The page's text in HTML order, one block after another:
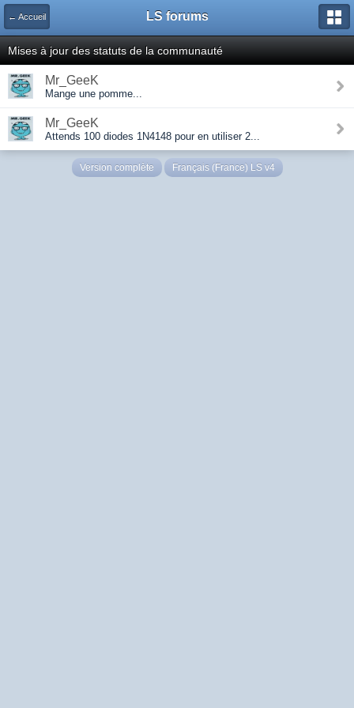
← Accueil LS forums
Mises à jour des statuts de la communauté
Mr_GeeK
Mange une pomme...
Mr_GeeK
Attends 100 diodes 1N4148 pour en utiliser 2...
Version complète Français (France) LS v4